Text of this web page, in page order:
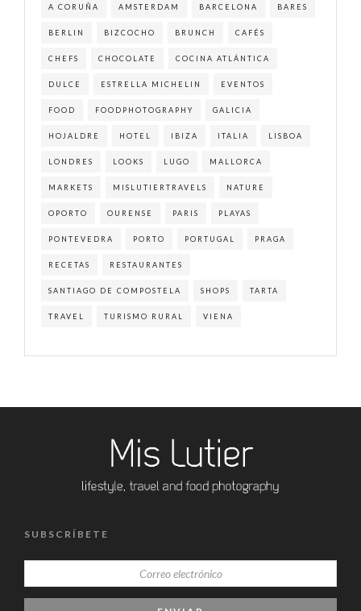
A CORUÑA AMSTERDAM BARCELONA BARES
BERLIN BIZCOCHO BRUNCH CAFÉS
CHEFS CHOCOLATE COCINA ATLÁNTICA
DULCE ESTRELLA MICHELIN EVENTOS
FOOD FOODPHOTOGRAPHY GALICIA
HOJALDRE HOTEL IBIZA ITALIA LISBOA
LONDRES LOOKS LUGO MALLORCA
MARKETS MISLUTIERTRAVELS NATURE
OPORTO OURENSE PARIS PLAYAS
PONTEVEDRA PORTO PORTUGAL PRAGA
RECETAS RESTAURANTES
SANTIAGO DE COMPOSTELA SHOPS TARTA
TRAVEL TURISMO RURAL VIENA
SUBSCRÍBETE